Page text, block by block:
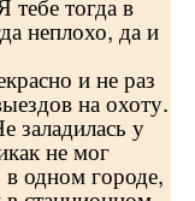
неплохо, да и
и не раз
на охоту.
у
не мог
одном городе,